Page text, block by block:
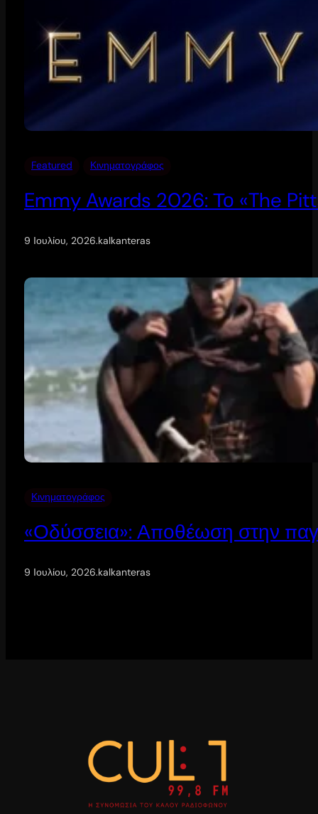
Featured Κινηματογράφος
Emmy Awards 2026: Το «The
9 Ιουλίου, 2026.kalkanteras
Κινηματογράφος
«Οδύσσεια»: Αποθέωση στην
9 Ιουλίου, 2026.kalkanteras